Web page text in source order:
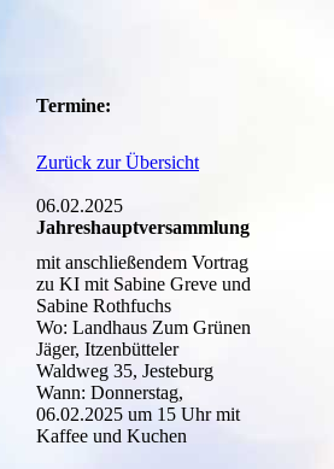
Termine:
Zurück zur Übersicht
06.02.2025
Jahreshauptversammlung
mit anschließendem Vortrag
zu KI mit Sabine Greve und
Sabine Rothfuchs
Wo: Landhaus Zum Grünen
Jäger, Itzenbütteler
Waldweg 35, Jesteburg
Wann: Donnerstag,
06.02.2025 um 15 Uhr mit
Kaffee und Kuchen